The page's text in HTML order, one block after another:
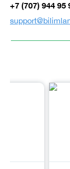
+7 (707) 944 95